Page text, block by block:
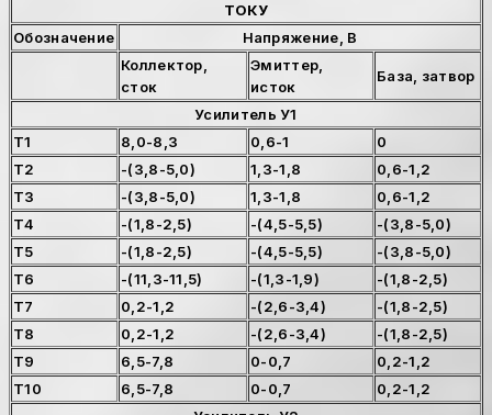
ТОКУ
Обозначение
Напряжение, В
Коллектор,
сток
Эмиттер,
исток
База, затвор
Усилитель У1
Т1
8,0-8,3 0,6-1
0
Т2
-(3,8-5,0) 1,3-1,8
0,6-1,2
ТЗ
-(3,8-5,0) 1,3-1,8
0,6-1,2
Т4
-(1,8-2,5) -(4,5-5,5)
-(3,8-5,0)
Т5
-(1,8-2,5) -(4,5-5,5)
-(3,8-5,0)
Т6
-(11,3-11,5) -(1,3-1,9)
-(1,8-2,5)
Т7
0,2-1,2 -(2,6-3,4)
-(1,8-2,5)
Т8
0,2-1,2 -(2,6-3,4)
-(1,8-2,5)
Т9
6,5-7,8 0-0,7
0,2-1,2
Т10
6,5-7,8 0-0,7
0,2-1,2